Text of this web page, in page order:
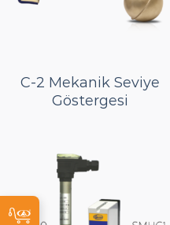
C-2 Mekanik Seviye
Göstergesi